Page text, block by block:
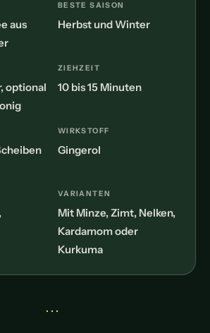
aus
BESTE SAISON
Herbst und Winter
optional
ZIEHZEIT
10 bis 15 Minuten
WIRKSTOFF
Gingerol
VARIANTEN
Mit Minze, Zimt, Nelken,
Kardamom oder
Kurkuma
• • •